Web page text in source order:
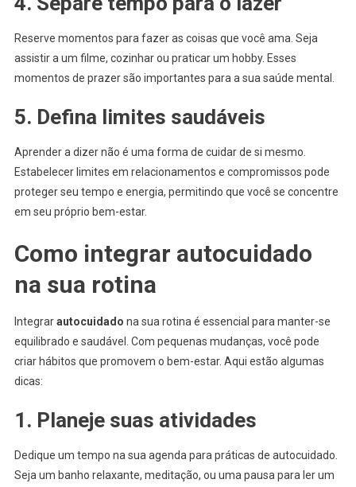
Reserve momentos para fazer as coisas que você ama. Seja
assistir a um filme, cozinhar ou praticar um hobby. Esses
momentos de prazer são importantes para a sua saúde mental.
5. Defina limites saudáveis
Aprender a dizer não é uma forma de cuidar de si mesmo.
Estabelecer limites em relacionamentos e compromissos pode
proteger seu tempo e energia, permitindo que você se concentre
em seu próprio bem-estar.
Como integrar autocuidado
na sua rotina
Integrarautocuidado na sua rotina é essencial para manter-se
equilibrado e saudável. Com pequenas mudanças, você pode
criar hábitos que promovem o bem-estar. Aqui estão algumas
dicas:
1. Planeje suas atividades
Dedique um tempo na sua agenda para práticas de autocuidado.
Seja um banho relaxante, meditação, ou uma pausa para ler um